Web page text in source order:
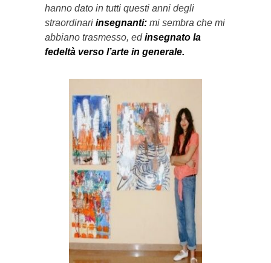
hanno dato in tutti questi anni degli
straordinari insegnanti: mi sembra che mi
abbiano trasmesso, edinsegnato la
fedeltà verso l’arte in generale.